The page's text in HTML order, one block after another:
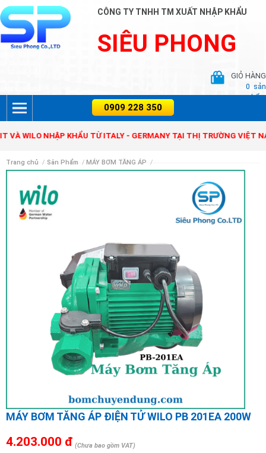
CÔNG TY TNHH TM XUẤT NHẬP KHẨU
SIÊU PHONG
GIỎ HÀNG
0 sản
phẩm
ZENIT VÀ WILO NHẬP KHẨU TỪ ITALY - GERMANY TẠI THỊ
Trang chủ / Sản Phẩm / MÁY BƠM TĂNG ÁP /
MÁY BƠM TĂNG ÁP ĐIỆN TỬ WILO PB 201EA 200W
4.203.000 đ (Chưa bao gồm VAT)